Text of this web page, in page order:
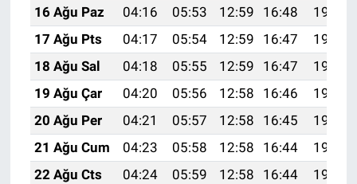
16 Ağu Paz
04:16 05:53 12:59 16:48
19:55
17 Ağu Pts
04:17 05:54 12:59 16:47
19:54
18 Ağu Sal
04:18 05:55 12:59 16:47
19:52
19 Ağu Çar
04:20 05:56 12:58 16:46
19:51
20 Ağu Per
04:21 05:57 12:58 16:45
19:50
21 Ağu Cum
04:23 05:58 12:58 16:44
19:48
22 Ağu Cts
04:24 05:59 12:58 16:44
19:47